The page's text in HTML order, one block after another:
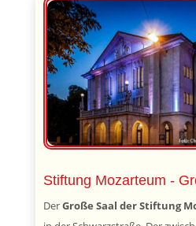
Stiftung Mozarteum -
DerGroße Saal der Stiftung